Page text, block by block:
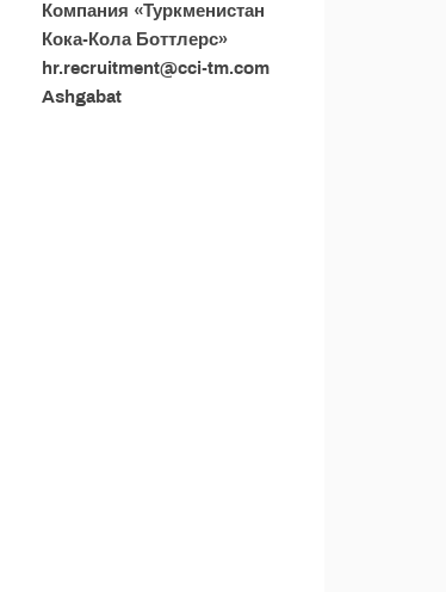
Компания «Туркменистан
Кока-Кола Боттлерс»
hr.recruitment@cci-tm.com
Ashgabat